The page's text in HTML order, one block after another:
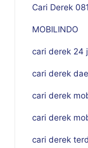
Cari Derek
MOBILINDO
cari derek 24
cari derek
cari derek
cari derek
cari derek